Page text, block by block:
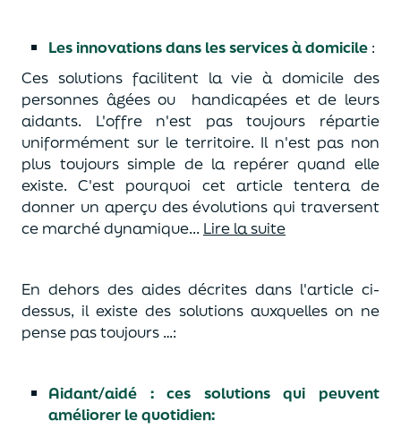
Les innovations dans les services à domicile :
Ces solutions facilitent la vie à domicile des
personnes âgées ou handicapées et de leurs
aidants. L'offre n'est pas toujours répartie
uniformément sur le territoire. Il n'est pas non
plus toujours simple de la repérer quand elle
existe. C'est pourquoi cet article tentera de
donner un aperçu des évolutions qui traversent
ce marché dynamique... Lire la suite
En dehors des aides décrites dans l'article ci-
dessus, il existe des solutions auxquelles on ne
pense pas toujours …:
Aidant/aidé : ces solutions qui peuvent
améliorer le quotidien: